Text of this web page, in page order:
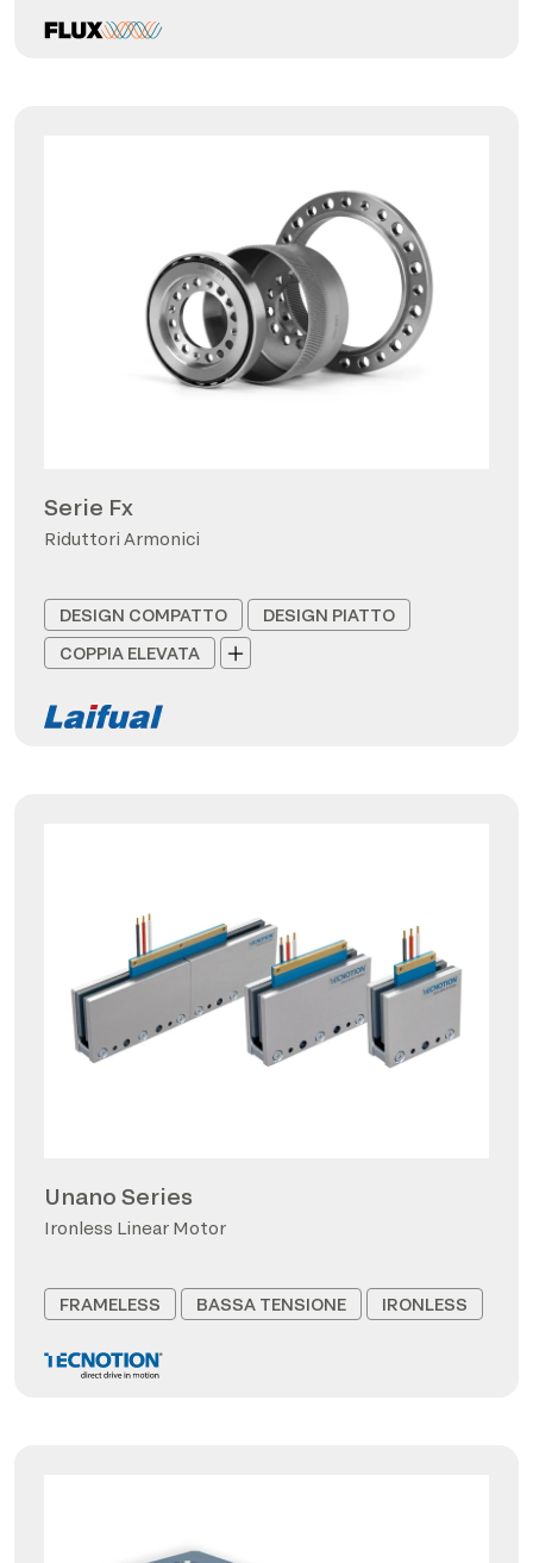
Serie Fx
Riduttori Armonici
DESIGN COMPATTO
DESIGN PIATTO
COPPIA ELEVATA
Unano Series
Ironless Linear Motor
FRAMELESS BASSA TENSIONE IRONLESS